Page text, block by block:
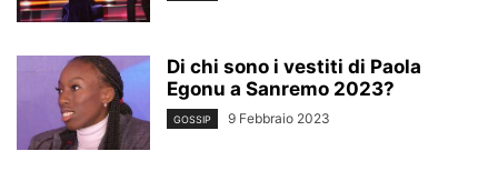
Di chi sono i vestiti di Paola
Egonu a Sanremo 2023?
GOSSIP 9 Febbraio 2023